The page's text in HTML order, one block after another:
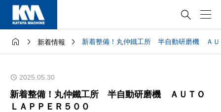

  新着情報  新着整備！丸仲鐵工所 半自動研磨機 ＡＵ
2025.05.30
新着整備！丸仲鐵工所 半自動研磨機 ＡＵＴＯ
ＬＡＰＰＥＲ５００